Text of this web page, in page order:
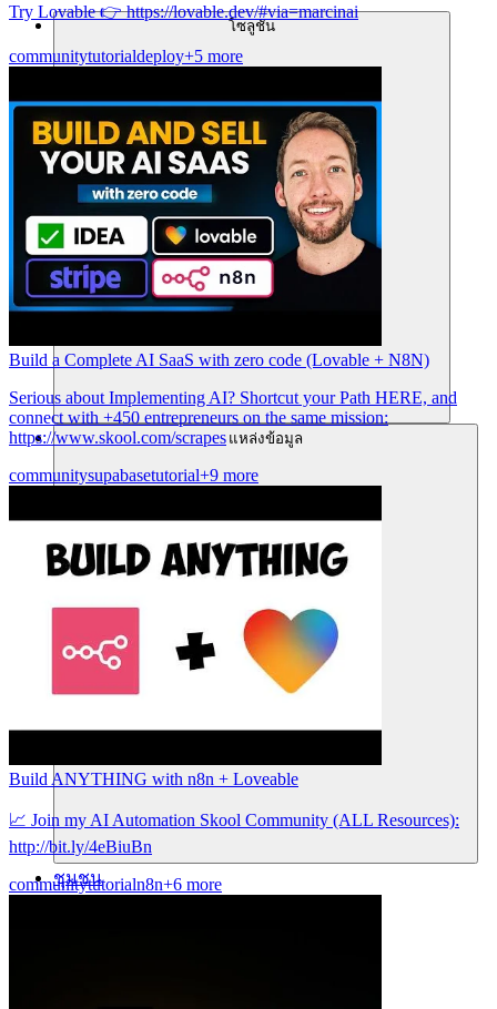
โซลูชัน
แหล่งข้อมูล
ชุมชน
Try Lovable 👉 https://lovable.dev/#via=marcinai
communitytutorialdeploy+5 more
Build a Complete AI SaaS with zero code (Lovable + N8N)
Serious about Implementing AI? Shortcut your Path HERE, and
connect with +450 entrepreneurs on the same mission:
https://www.skool.com/scrapes
communitysupabasetutorial+9 more
Build ANYTHING with n8n + Loveable
📈 Join my AI Automation Skool Community (ALL Resources):
http://bit.ly/4eBiuBn
communitytutorialn8n+6 more